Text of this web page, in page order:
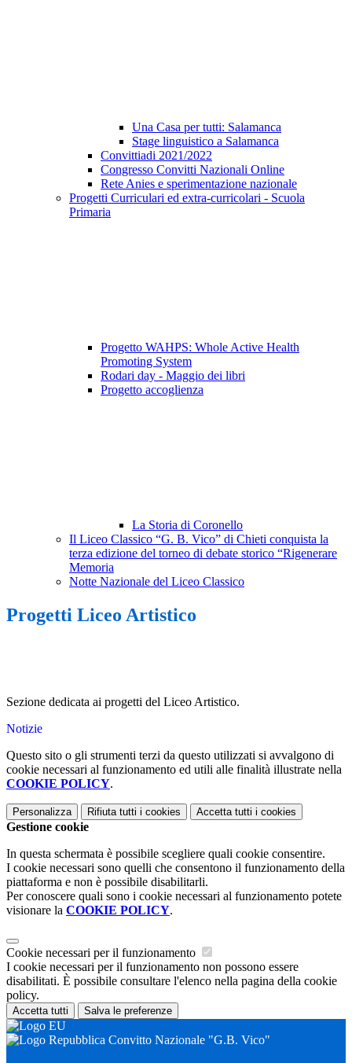
Una Casa per tutti: Salamanca
Stage linguistico a Salamanca
Convittiadi 2021/2022
Congresso Convitti Nazionali Online
Rete Anies e sperimentazione nazionale
Progetti Curriculari ed extra-curricolari - Scuola
Primaria
Progetto WAHPS: Whole Active Health
Promoting System
Rodari day - Maggio dei libri
Progetto accoglienza
La Storia di Coronello
Il Liceo Classico “G. B. Vico” di Chieti conquista la
terza edizione del torneo di debate storico “Rigenerare
Memoria
Notte Nazionale del Liceo Classico
Progetti Liceo Artistico
Sezione dedicata ai progetti del Liceo Artistico.
Notizie
Questo sito o gli strumenti terzi da questo utilizzati si avvalgono di
cookie necessari al funzionamento ed utili alle finalità illustrate nella
COOKIE POLICY.
Personalizza Rifiuta tutti i cookies Accetta tutti i cookies
Gestione cookie
In questa schermata è possibile scegliere quali cookie consentire.
I cookie necessari sono quelli che consentono il funzionamento della
piattaforma e non è possibile disabilitarli.
Per conoscere quali sono i cookie necessari al funzionamento potete
visionare la COOKIE POLICY.
Cookie necessari per il funzionamento
I cookie necessari per il funzionamento non possono essere
disabilitati. È possibile consultare l'elenco nella pagina della cookie
policy.
Accetta tutti Salva le preferenze
Convitto Nazionale "G.B. Vico"